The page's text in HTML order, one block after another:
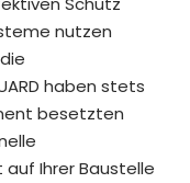
nutzen
haben stets
besetzten
Ihrer Baustelle